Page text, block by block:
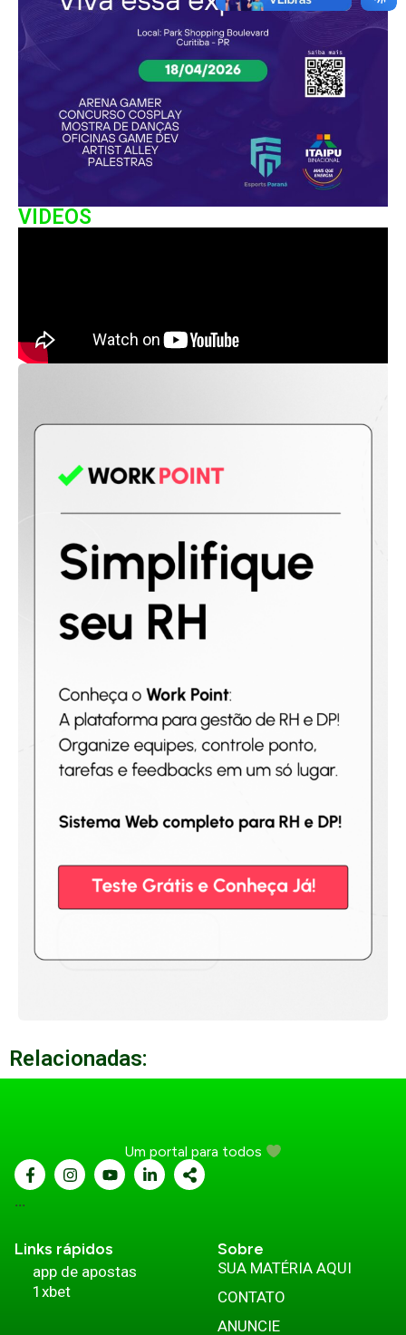
VIDEOS
Relacionadas:
Um portal para todos
...
Links rápidos
app de apostas
1xbet
Sobre
SUA MATÉRIA AQUI
CONTATO
ANUNCIE